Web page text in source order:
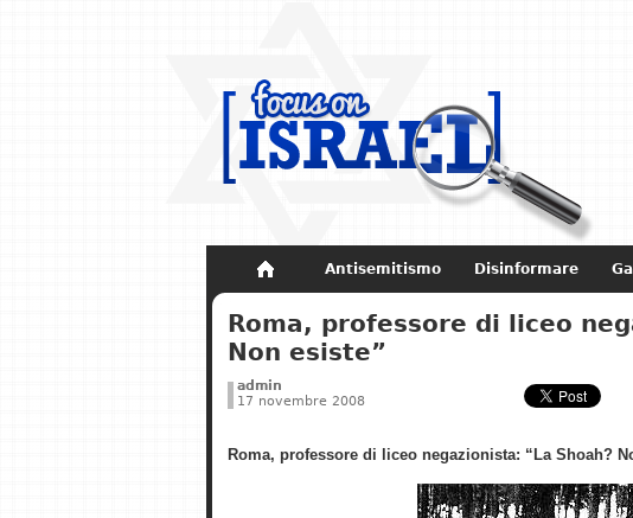
Antisemitismo Disinformare
Non dimenticare Storia di Israele
Roma, professore di liceo
Non esiste”
admin
17 novembre 2008
Roma, professore di liceo negazionista: “La Shoah?